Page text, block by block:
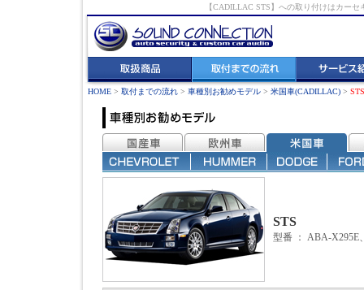
【CADILLAC STS】への取り付けはカー
HOME > 取付までの流れ > 車種別お勧めモデル > 米国車(CADILLAC) > STS
STS
型番 ： ABA-X295E